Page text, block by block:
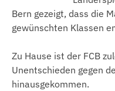
Bern gezeigt, dass die
gewünschten Klassen
Zu Hause ist der FCB
Unentschieden gegen
hinausgekommen.